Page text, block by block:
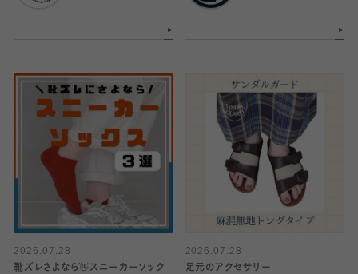
2026.07.28
靴ズレさよなら👋スニーカーソック
2026.07.28
足元のアクセサリー